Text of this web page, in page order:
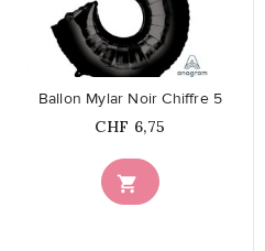

Ballon Mylar Noir Chiffre 5
Prix
CHF 6,75